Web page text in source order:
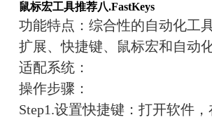
鼠标宏工具推荐八.FastKeys
功能特点： 综合性的自动化工
扩展、快捷键、鼠标宏和自动化
适配系统：
操作步骤：
Step1.设置快捷键：打开软件，